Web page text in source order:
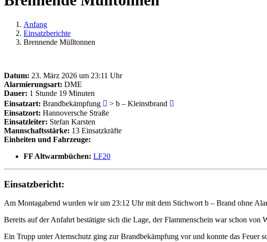
Anfang
Einsatzberichte
Brennende Mülltonnen
Datum: 23. März 2026 um 23:11 Uhr
Alarmierungsart: DME
Dauer: 1 Stunde 19 Minuten
Einsatzart: Brandbekämpfung
> b – Kleinstbrand
Einsatzort: Hannoversche Straße
Einsatzleiter: Stefan Karsten
Mannschaftsstärke: 13 Einsatzkräfte
Einheiten und Fahrzeuge:
FF Altwarmbüchen: LF20
Einsatzbericht:
Am Montagabend wurden wir um 23:12 Uhr mit dem Stichwort b – Brand ohne
Bereits auf der Anfahrt bestätigte sich die Lage, der Flammenschein war schon von
Ein Trupp unter Atemschutz ging zur Brandbekämpfung vor und konnte das Feuer